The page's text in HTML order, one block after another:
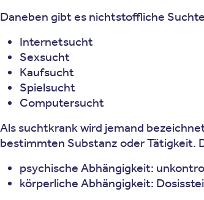
Daneben gibt es nichtstoffliche
Internetsucht
Sexsucht
Kaufsucht
Spielsucht
Computersucht
Als suchtkrank wird jemand
bestimmten Substanz oder Tätigkeit.
psychische Abhängigkeit:
körperliche Abhängigkeit: